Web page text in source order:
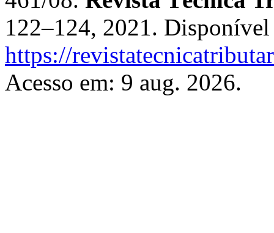
122–124, 2021.
https://
Acesso em: 9 aug. 2026.